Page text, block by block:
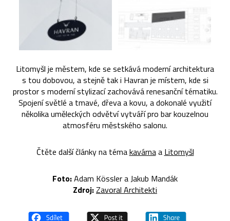
Litomyšl je městem, kde se setkává moderní architektura
s tou dobovou, a stejně tak i Havran je místem, kde si
prostor s moderní stylizací zachovává renesanční tématiku.
Spojení světlé a tmavé, dřeva a kovu, a dokonalé využití
několika uměleckých odvětví vytváří pro bar kouzelnou
atmosféru městského salonu.
Čtěte další články na témakavárnaa Litomyšl
Foto:Adam Kössler a Jakub Mandák
Zdroj:Zavoral Architekti